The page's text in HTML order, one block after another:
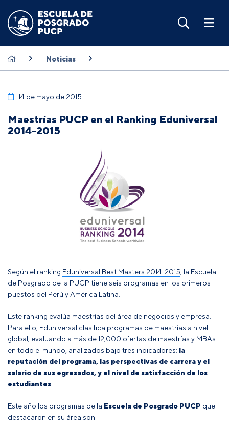
Noticias
14 de mayo de 2015
Maestrías PUCP en el Ranking Eduniversal
2014-2015
Según el ranking Eduniversal Best Masters 2014-2015, la Escuela
de Posgrado de la PUCP tiene seis programas en los primeros
puestos del Perú y América Latina.
Este ranking evalúa maestrías del área de negocios y empresa.
Para ello, Eduniversal clasifica programas de maestrías a nivel
global, evaluando a más de 12,000 ofertas de maestrías y MBAs
en todo el mundo, analizados bajo tres indicadores: la
reputación del programa, las perspectivas de carrera y el
salario de sus egresados, y el nivel de satisfacción de los
estudiantes.
Este año los programas de la Escuela de Posgrado PUCP que
destacaron en su área son: